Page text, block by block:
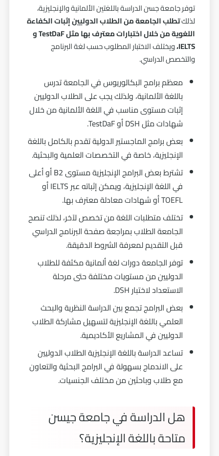
توفر جامعة جسن الدراسة باللغتين الألمانية والإنجليزية،
لذلكتطلب الجامعة من الطلاب الدوليين إثبات الكفاءة
اللغوية من خلال اختبارات معترف بها مثل TestDaF و
IELTS، ويختلف الاختبار المطلوب حسب لغة البرنامج
والتخصص الدراسي.
معظم برامج البكالوريوس في الجامعة تدرس
باللغة الألمانية، ولذلك يجب على الطلاب الدوليين
إثبات مستوى مناسب في اللغة الألمانية من خلال
شهادات مثل DSH أو TestDaF.
بعض برامج الماجستير الدولية تقدم بالكامل باللغة
الإنجليزية، خاصة في التخصصات العلمية والبحثية.
تشترط بعض البرامج الإنجليزية مستوى B2 أو أعلى
في اللغة الإنجليزية، ويمكن إثباته عبر IELTS أو
TOEFL أو شهادات معادلة معترف بها.
تختلف متطلبات اللغة من تخصص لآخر، لذلك تنصح
الجامعة الطلاب بمراجعة صفحة البرنامج الدراسي
قبل التقديم لمعرفة الشروط الدقيقة.
توفر الجامعة دورات لغة ألمانية مكثفة للطلاب
الدوليين من مستويات مختلفة حتى مرحلة
الاستعداد لاختبار DSH.
بعض البرامج تجمع بين الدراسة النظرية والبحث
العلمي باللغة الإنجليزية لتسهيل مشاركة الطلاب
الدوليين في المشاريع الأكاديمية.
تساعد الدراسة باللغة الإنجليزية الطلاب الدوليين
على الاندماج بسهولة في البرامج البحثية والتعاون
مع طلاب وباحثين من مختلف الجنسيات.
هل الدراسة في جامعة جيسن
متاحة باللغة الإنجليزية؟